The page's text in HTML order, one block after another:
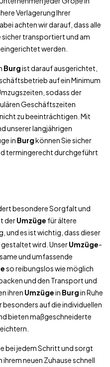
Verlagerung Ihrer
achten wir darauf, dass alle
transportiert und am
werden.
Burgist darauf ausgerichtet,
auf ein Minimum
sodass der
Geschäftszeiten
zu beeinträchtigen. Mit
unserer langjährigen
in Burgkönnen Sie sicher
termingerecht durchgeführt
besondere Sorgfalt und
derUmzüge für ältere
und es ist wichtig, dass dieser
wird. UnserUmzüge-
und umfassende
so reibungslos wie möglich
und den Transport und
ihren Umzügein Burgin Ruhe
besonders auf die individuellen
bieten maßgeschneiderte
bei jedem Schritt und sorgt
neuen Zuhause schnell